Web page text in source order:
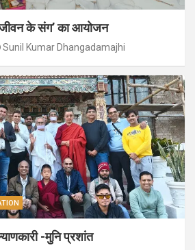
जीवन के संग’ का आयोजन
Sunil Kumar Dhangadamajhi
-मुनि प्रशांत